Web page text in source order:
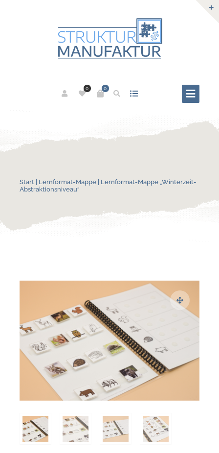
0
0
Start Lernformat-Mappe | Lernformat-Mappe „Winterzeit-
Abstraktionsniveau“